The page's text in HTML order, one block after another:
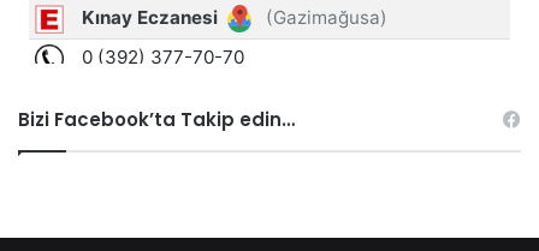
Bizi Facebook’ta Takip edin…